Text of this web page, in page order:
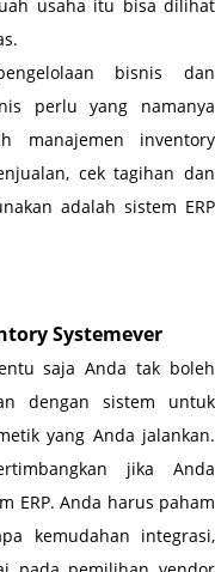
usaha itu bisa dilihat
bisnis dan
perlu yang namanya
manajemen inventory
cek tagihan dan
adalah sistem ERP
Systemever
saja Anda tak boleh
dengan sistem untuk
yang Anda jalankan.
jika Anda
ERP. Anda harus paham
kemudahan integrasi,